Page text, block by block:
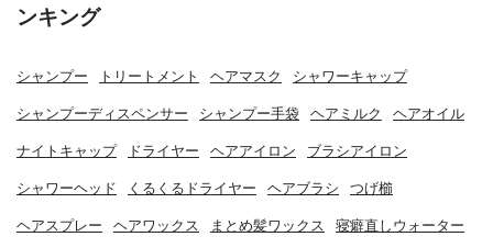
ンキング
シャンプー トリートメント ヘアマスク シャワーキャップ
シャンプーディスペンサー シャンプー手袋 ヘアミルク ヘアオイル
ナイトキャップ ドライヤー ヘアアイロン ブラシアイロン
シャワーヘッド くるくるドライヤー ヘアブラシ つげ櫛
ヘアスプレー ヘアワックス まとめ髪ワックス 寝癖直しウォーター